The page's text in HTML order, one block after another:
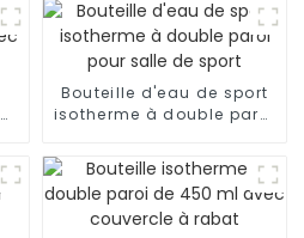
Bouteille d'eau de sport
isotherme à double paroi